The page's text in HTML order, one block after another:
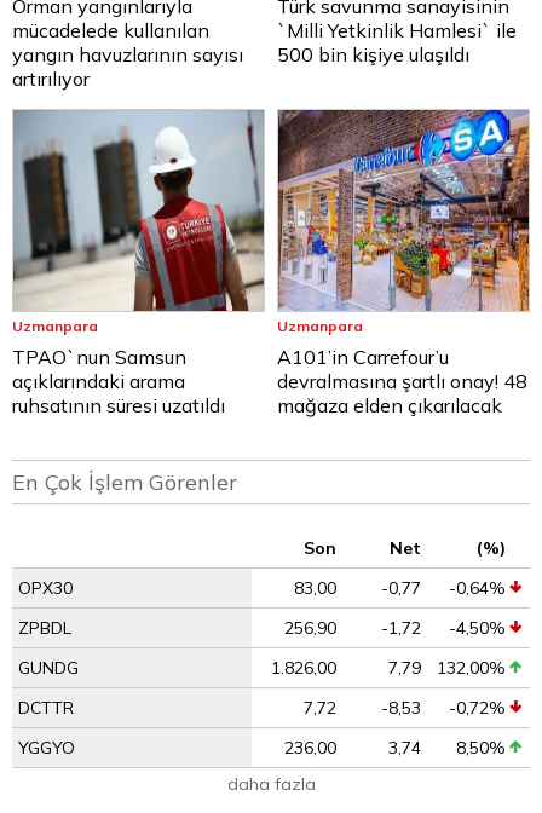
Orman yangınlarıyla
mücadelede kullanılan
yangın havuzlarının sayısı
artırılıyor
Türk savunma sanayisinin
`Milli Yetkinlik Hamlesi` ile
500 bin kişiye ulaşıldı
Uzmanpara
TPAO`nun Samsun
açıklarındaki arama
ruhsatının süresi uzatıldı
Uzmanpara
A101’in Carrefour’u
devralmasına şartlı onay! 48
mağaza elden çıkarılacak
En Çok İşlem Görenler
Son Net
(%)
OPX30
83,00 -0,77
-0,64%
ZPBDL
256,90 -1,72
-4,50%
GUNDG
1.826,00 7,79
132,00%
DCTTR
7,72 -8,53
-0,72%
YGGYO
236,00 3,74
8,50%
daha fazla